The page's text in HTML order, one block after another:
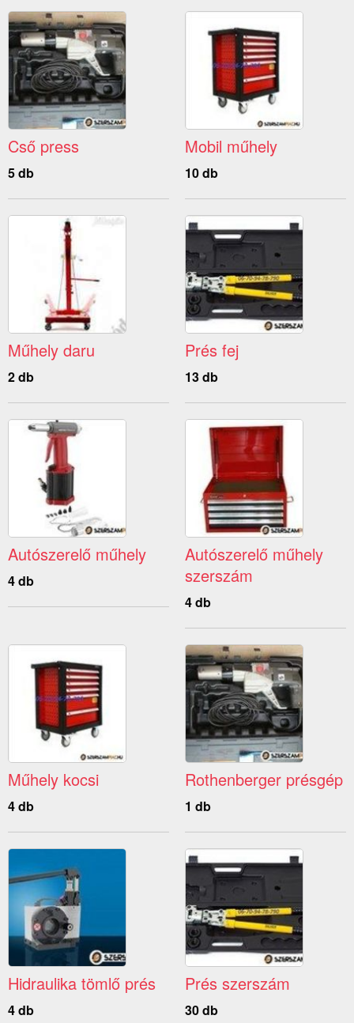
Cső press
5 db
Mobil műhely
10 db
Műhely daru
2 db
Prés fej
13 db
Autószerelő műhely
4 db
Autószerelő műhely
szerszám
4 db
Műhely kocsi
4 db
Rothenberger présgép
1 db
Hidraulika tömlő prés
4 db
Prés szerszám
30 db